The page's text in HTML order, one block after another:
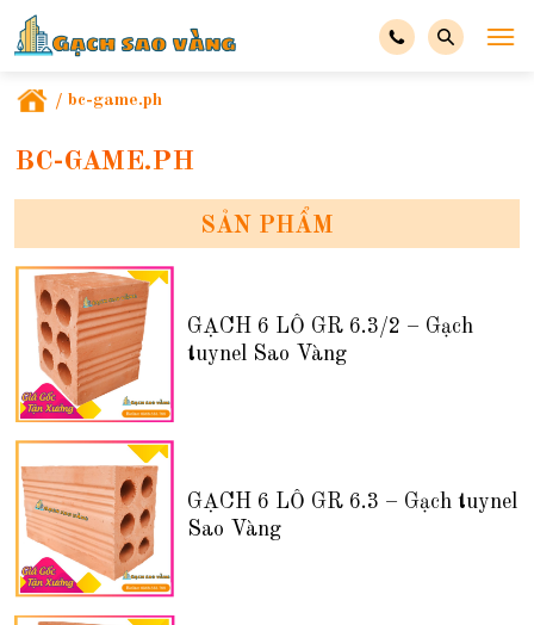
/ bc-game.ph
BC-GAME.PH
SẢN PHẨM
GẠCH 6 LỖ GR 6.3/2 – Gạch
tuynel Sao Vàng
GẠCH 6 LỖ GR 6.3 – Gạch tuynel
Sao Vàng